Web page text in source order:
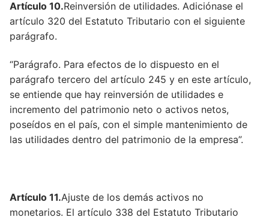
Artículo 74
Artículo 618
Artículo 77
Artículo 10.Reinversión de utilidades. Adiciónase el
artículo 320 del Estatuto Tributario con el siguiente
parágrafo.
“Parágrafo. Para efectos de lo dispuesto en el
parágrafo tercero del artículo 245 y en este artículo,
se entiende que hay reinversión de utilidades e
incremento del patrimonio neto o activos netos,
poseídos en el país, con el simple mantenimiento de
las utilidades dentro del patrimonio de la empresa”.
Artículo 11.Ajuste de los demás activos no
monetarios. El artículo 338 del Estatuto Tributario